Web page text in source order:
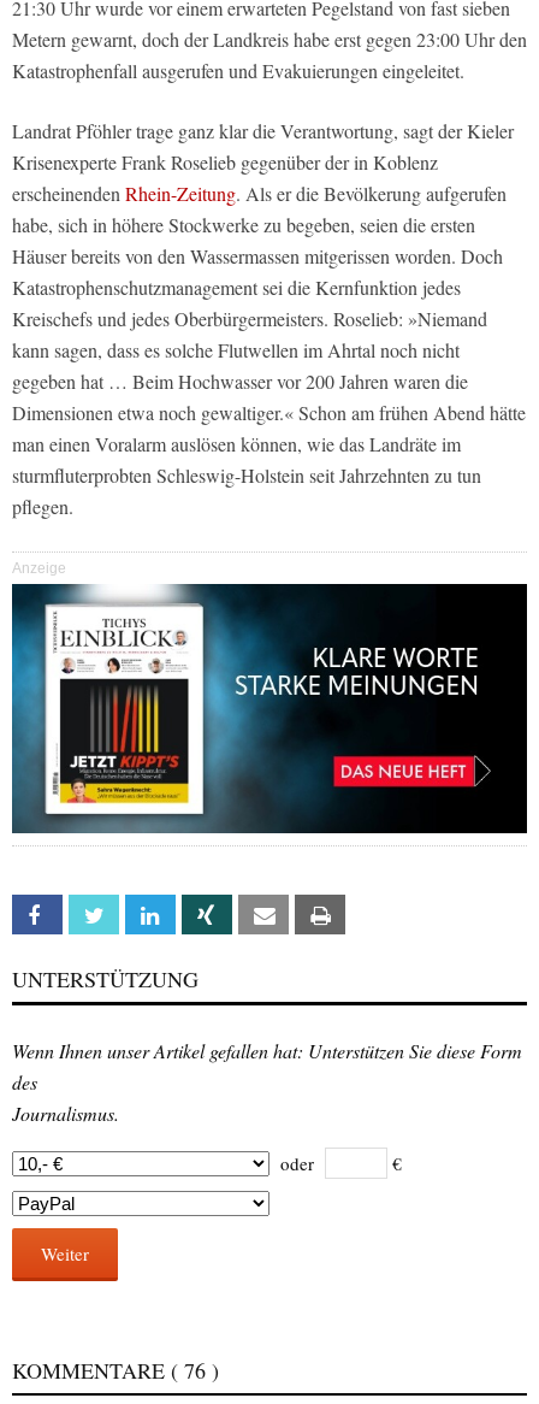
21:30 Uhr wurde vor einem erwarteten Pegelstand von fast sieben
Metern gewarnt, doch der Landkreis habe erst gegen 23:00 Uhr den
Katastrophenfall ausgerufen und Evakuierungen eingeleitet.
Landrat Pföhler trage ganz klar die Verantwortung, sagt der Kieler
Krisenexperte Frank Roselieb gegenüber der in Koblenz
erscheinenden Rhein-Zeitung. Als er die Bevölkerung aufgerufen
habe, sich in höhere Stockwerke zu begeben, seien die ersten
Häuser bereits von den Wassermassen mitgerissen worden. Doch
Katastrophenschutzmanagement sei die Kernfunktion jedes
Kreischefs und jedes Oberbürgermeisters. Roselieb: »Niemand
kann sagen, dass es solche Flutwellen im Ahrtal noch nicht
gegeben hat … Beim Hochwasser vor 200 Jahren waren die
Dimensionen etwa noch gewaltiger.« Schon am frühen Abend hätte
man einen Voralarm auslösen können, wie das Landräte im
sturmfluterprobten Schleswig-Holstein seit Jahrzehnten zu tun
pflegen.
Anzeige
Facebook Twitter Linkedin Xing Email
UNTERSTÜTZUNG
Wenn Ihnen unser Artikel gefallen hat: Unterstützen Sie diese Form
des
Journalismus.
oder €
Weiter
KOMMENTARE ( 76 )